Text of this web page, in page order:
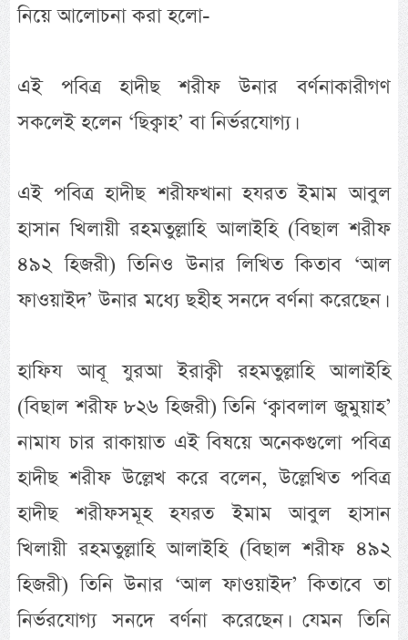
নিয়ে আলোচনা করা হলো-
এই পবিত্র হাদীছ শরীফ উনার বর্ণনাকারীগণ
সকলেই হলেন ‘ছিক্বাহ’ বা নির্ভরযোগ্য।
এই পবিত্র হাদীছ শরীফখানা হযরত ইমাম আবুল
হাসান খিলায়ী রহমতুল্লাহি আলাইহি (বিছাল শরীফ
৪৯২ হিজরী) তিনিও উনার লিখিত কিতাব ‘আল
ফাওয়াইদ’ উনার মধ্যে ছহীহ সনদে বর্ণনা করেছেন।
হাফিয আবূ যুরআ ইরাক্বী রহমতুল্লাহি আলাইহি
(বিছাল শরীফ ৮২৬ হিজরী) তিনি ‘ক্বাবলাল জুমুয়াহ’
নামায চার রাকায়াত এই বিষয়ে অনেকগুলো পবিত্র
হাদীছ শরীফ উল্লেখ করে বলেন, উল্লেখিত পবিত্র
হাদীছ শরীফসমূহ হযরত ইমাম আবুল হাসান
খিলায়ী রহমতুল্লাহি আলাইহি (বিছাল শরীফ ৪৯২
হিজরী) তিনি উনার ‘আল ফাওয়াইদ’ কিতাবে তা
নির্ভরযোগ্য সনদে বর্ণনা করেছেন। যেমন তিনি